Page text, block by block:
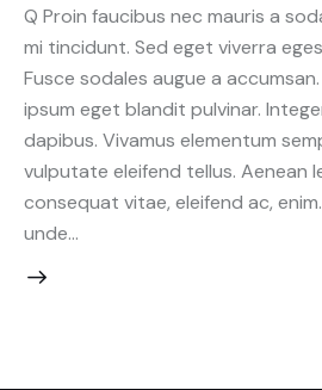
Q Proin faucibus nec mauris a
mi tincidunt. Sed eget viverra
Fusce sodales augue a
ipsum eget blandit pulvinar.
dapibus. Vivamus elementum
vulputate eleifend tellus. Aenean
consequat vitae, eleifend ac,
unde…